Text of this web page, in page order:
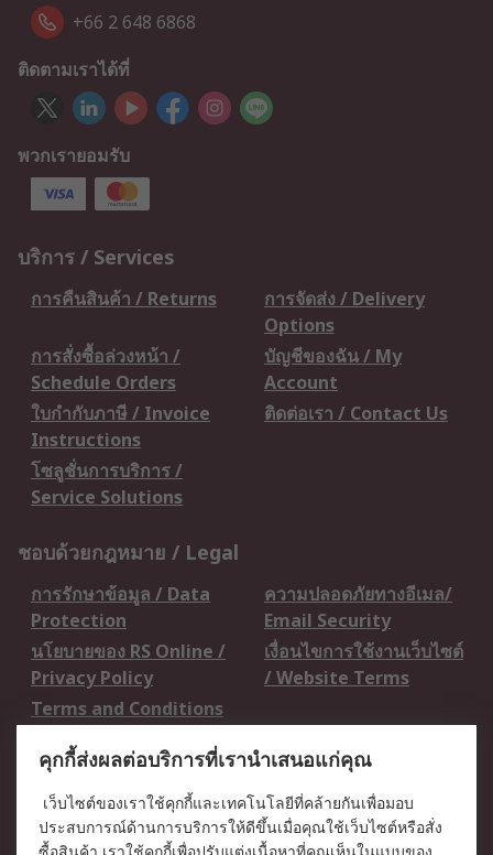
+66 2 648 6868
ติดตามเราได้ที่
พวกเรายอมรับ
บริการ / Services
การคืนสินค้า / Returns
การจัดส่ง / Delivery
Options
การสั่งซื้อล่วงหน้า /
Schedule Orders
บัญชีของฉัน / My
Account
ใบกำกับภาษี / Invoice
Instructions
ติดต่อเรา / Contact Us
โซลูชั่นการบริการ /
Service Solutions
ชอบด้วยกฎหมาย / Legal
การรักษาข้อมูล / Data
Protection
ความปลอดภัยทางอีเมล/
Email Security
นโยบายของ RS Online /
Privacy Policy
เงื่อนไขการใช้งานเว็บไซต์
/ Website Terms
Terms and Conditions
เกี่ยวกับ RS / About RS
RS ทั่วโลก / RS
ข่าวประชาสัมพันธ์ / Press
คุกกี้ส่งผลต่อบริการที่เรานำเสนอแก่คุณ
เว็บไซต์ของเราใช้คุกกี้และเทคโนโลยีที่คล้ายกันเพื่อมอบ
ประสบการณ์ด้านการบริการให้ดีขึ้นเมื่อคุณใช้เว็บไซต์หรือสั่ง